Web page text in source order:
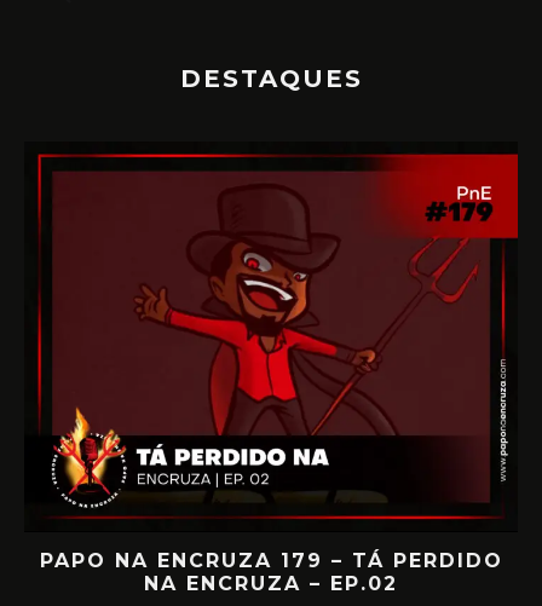
DESTAQUES
PAPO NA ENCRUZA 179 – TÁ PERDIDO
NA ENCRUZA – EP.02